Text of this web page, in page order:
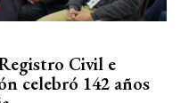
Civil e
celebró 142 años